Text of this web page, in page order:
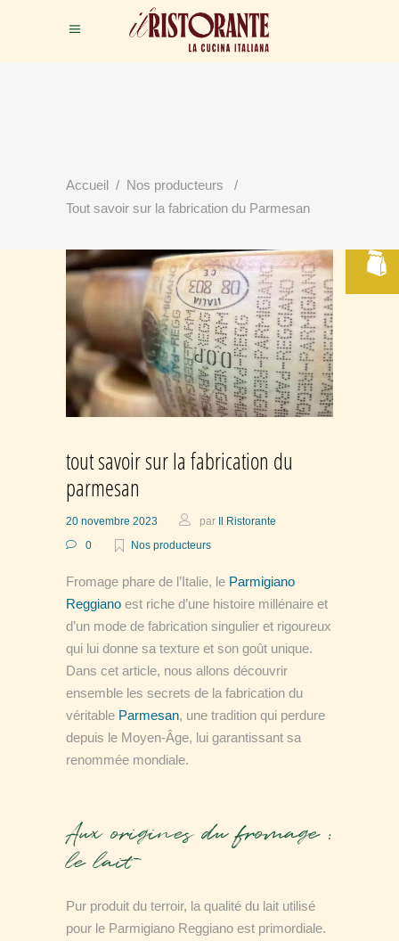
Accueil / Nos producteurs
/
Tout savoir sur la fabrication du Parmesan
tout savoir sur la fabrication du
parmesan
20 novembre 2023 par Il Ristorante
0
Nos producteurs
Fromage phare de l’Italie, le Parmigiano
Reggiano est riche d’une histoire millénaire et
d’un mode de fabrication singulier et rigoureux
qui lui donne sa texture et son goût unique.
Dans cet article, nous allons découvrir
ensemble les secrets de la fabrication du
véritable Parmesan, une tradition qui perdure
depuis le Moyen-Âge, lui garantissant sa
renommée mondiale.
Aux origines du fromage :
le lait
Pur produit du terroir, la qualité du lait utilisé
pour le Parmigiano Reggiano est primordiale.
VOTRE TABLE